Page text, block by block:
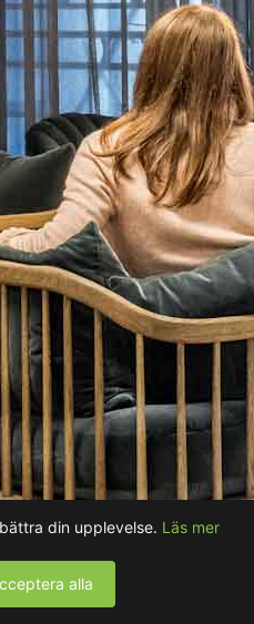
din upplevelse. Läs mer
alla